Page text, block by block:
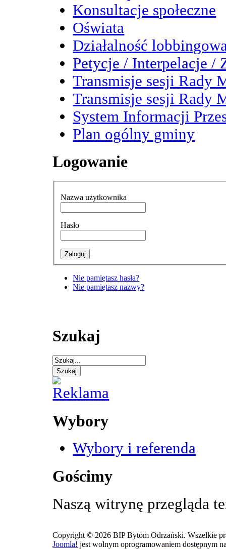
Konsultacje społeczne
Oświata
Działalność
Petycje / Interpelacje /
Transmisje sesji Rady
Transmisje sesji Rady
System Informacji
Plan ogólny gminy
Logowanie
Nazwa użytkownika
Hasło
Nie pamiętasz hasła?
Nie pamiętasz nazwy?
Szukaj
Wybory
Wybory i referenda
Gościmy
Naszą witrynę przegląda
Copyright © 2026 BIP Bytom Odrzański. Wszelkie
Joomla! jest wolnym oprogramowaniem dostępnym